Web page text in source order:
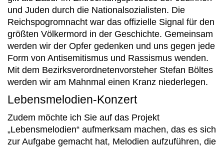
und Juden durch die Nationalsozialisten. Die
Reichspogromnacht war das offizielle Signal für den
größten Völkermord in der Geschichte. Gemeinsam
werden wir der Opfer gedenken und uns gegen jede
Form von Antisemitismus und Rassismus wenden.
Mit dem Bezirksverordnetenvorsteher Stefan Böltes
werden wir am Mahnmal einen Kranz niederlegen.
Lebensmelodien-Konzert
Zudem möchte ich Sie auf das Projekt
„Lebensmelodien“ aufmerksam machen, das es sich
zur Aufgabe gemacht hat, Melodien aufzuführen, die